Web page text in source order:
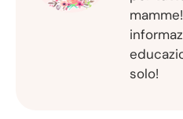
solo!